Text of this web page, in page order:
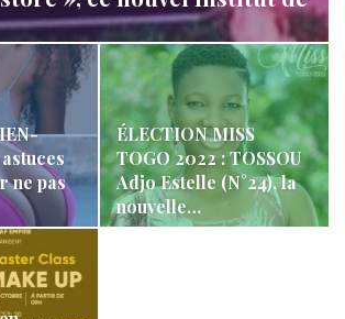
Août 11, 2022 1 063
ne pas
ÉLECTION MISS
TOGO 2022 : TOSSOU
Adjo Estelle (N°24), la
nouvelle…